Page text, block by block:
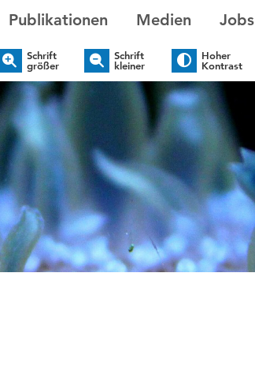
Publikationen Medien Jobs
Schrift
größer
Schrift
kleiner
Hoher
Kontrast